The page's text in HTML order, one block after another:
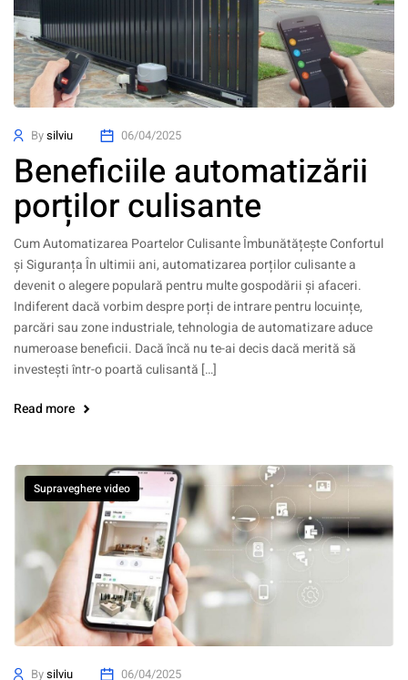
Bysilviu 06/04/2025
Beneficiile automatizării
porților culisante
Cum Automatizarea Poartelor Culisante Îmbunătățește Confortul
și Siguranța În ultimii ani, automatizarea porților culisante a
devenit o alegere populară pentru multe gospodării și afaceri.
Indiferent dacă vorbim despre porți de intrare pentru locuințe,
parcări sau zone industriale, tehnologia de automatizare aduce
numeroase beneficii. Dacă încă nu te-ai decis dacă merită să
investești într-o poartă culisantă […]
Read more
Supraveghere video
Bysilviu 06/04/2025